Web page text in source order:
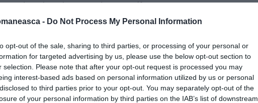
- Do Not Process My Personal Information
opt-out of the sale, sharing to third parties, or processing of your personal or
for targeted advertising by us, please use the below opt-out section to
selection. Please note that after your opt-out request is processed you may
interest-based ads based on personal information utilized by us or personal
to third parties prior to your opt-out. You may separately opt-out of the
of your personal information by third parties on the IAB’s list of downstream
Cadavrul Paulei Burci, de 19 ani (foto
inundabilă din Zocca di Ro (Ferrara)
şi violenţă care s-a sfârşit în cel mai
personaje fără scrupule, transferată de
Polesine, Paula Burci a fugit căutând